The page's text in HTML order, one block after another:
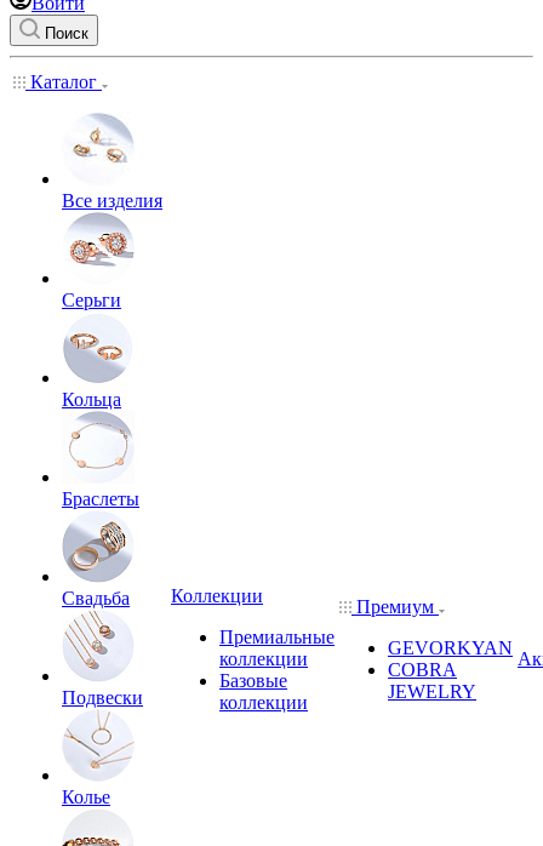
Поиск
Каталог
Все изделия
Серьги
Кольца
Браслеты
Свадьба
Подвески
Колье
Коллекции
Премиальные
коллекции
Базовые
коллекции
Премиум
GEVORKYAN
COBRA
JEWELRY